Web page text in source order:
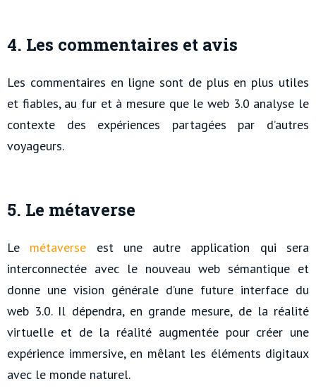
4. Les commentaires et avis
Les commentaires en ligne sont de plus en plus utiles
et fiables, au fur et à mesure que le web 3.0 analyse le
contexte des expériences partagées par d’autres
voyageurs.
5. Le métaverse
Le métaverse est une autre application qui sera
interconnectée avec le nouveau web sémantique et
donne une vision générale d’une future interface du
web 3.0. Il dépendra, en grande mesure, de la réalité
virtuelle et de la réalité augmentée pour créer une
expérience immersive, en mêlant les éléments digitaux
avec le monde naturel.